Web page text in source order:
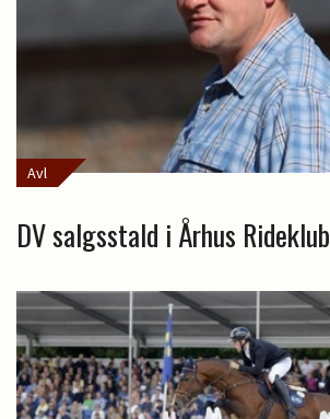
Avl
DV salgsstald i Århus Rideklub